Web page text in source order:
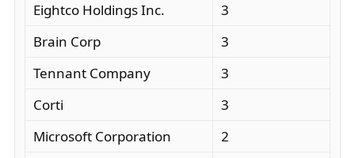
Eightco Holdings Inc.
3
Brain Corp
3
Tennant Company
3
Corti
3
Microsoft Corporation
2